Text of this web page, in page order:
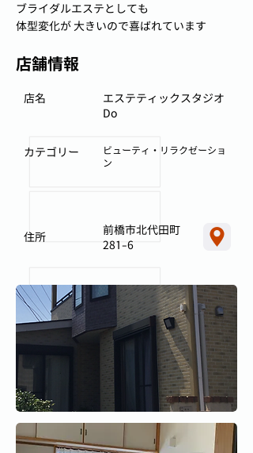
ブライダルエステとしても
体型変化が 大きいので喜ばれています
店舗情報
エステティックスタジオ
Do
店名
ビューティ・リラクゼーショ
ン
カテゴリー
前橋市北代田町
281-6
住所